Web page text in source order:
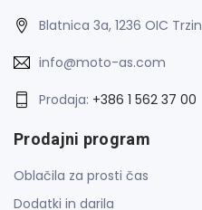
Blatnica 3a, 1236 OIC Trzin
info@moto-as.com
Prodaja: +386 1 562 37 00
Prodajni program
Oblačila za prosti čas
Dodatki in darila